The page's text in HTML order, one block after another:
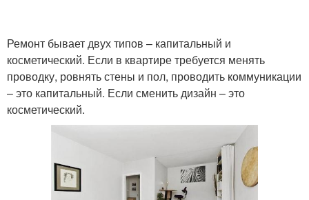
Ремонт бывает двух типов – капитальный и
косметический. Если в квартире требуется менять
проводку, ровнять стены и пол, проводить коммуникации
– это капитальный. Если сменить дизайн – это
косметический.